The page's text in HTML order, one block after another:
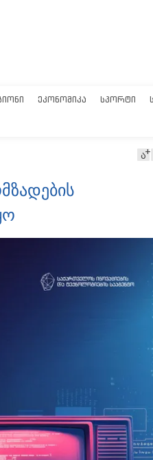
ᲔᲙᲝᲜᲝᲛᲘᲙᲐ ᲡᲞᲝᲠᲢᲘ
ა